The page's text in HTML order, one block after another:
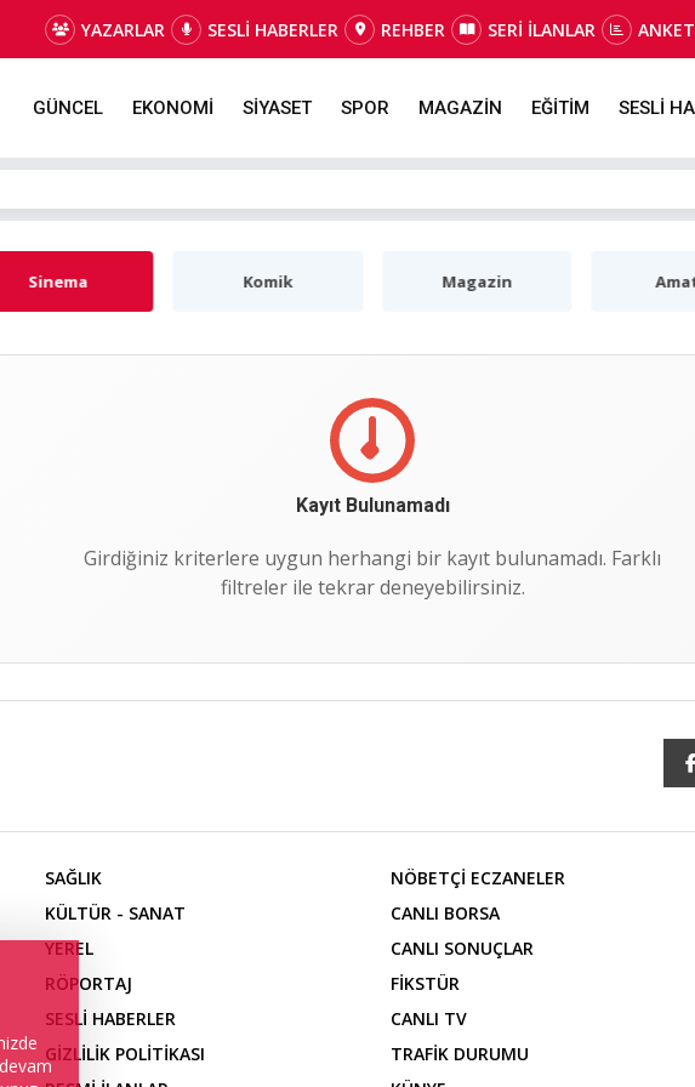
YAZARLAR SESLİ HABERLER REHBER SERİ İLANLAR ANKET
GÜNCEL EKONOMİ SİYASET SPOR MAGAZİN EĞİTİM SESLİ
Sinema Komik Magazin
Kayıt Bulunamadı
Girdiğiniz kriterlere uygun herhangi bir kayıt bulunamadı. Farklı
filtreler ile tekrar deneyebilirsiniz.
SAĞLIK
KÜLTÜR - SANAT
YEREL
RÖPORTAJ
SESLİ HABERLER
GİZLİLİK POLİTİKASI
NÖBETÇİ ECZANELER
CANLI BORSA
CANLI SONUÇLAR
FİKSTÜR
CANLI TV
TRAFİK DURUMU